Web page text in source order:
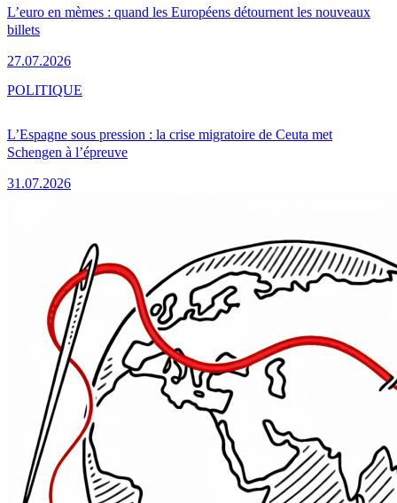
L’euro en mèmes : quand les Européens détournent les nouveaux
billets
27.07.2026
L’Espagne sous pression : la crise migratoire de Ceuta met
Schengen à l’épreuve
31.07.2026
POLITIQUE